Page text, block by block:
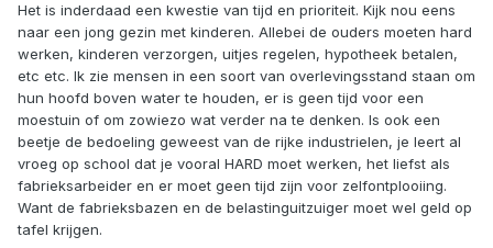
Het is inderdaad een kwestie van tijd en prioriteit. Kijk nou eens
naar een jong gezin met kinderen. Allebei de ouders moeten hard
werken, kinderen verzorgen, uitjes regelen, hypotheek betalen,
etc etc. Ik zie mensen in een soort van overlevingsstand staan om
hun hoofd boven water te houden, er is geen tijd voor een
moestuin of om zowiezo wat verder na te denken. Is ook een
beetje de bedoeling geweest van de rijke industrielen, je leert al
vroeg op school dat je vooral HARD moet werken, het liefst als
fabrieksarbeider en er moet geen tijd zijn voor zelfontplooiing.
Want de fabrieksbazen en de belastinguitzuiger moet wel geld op
tafel krijgen.